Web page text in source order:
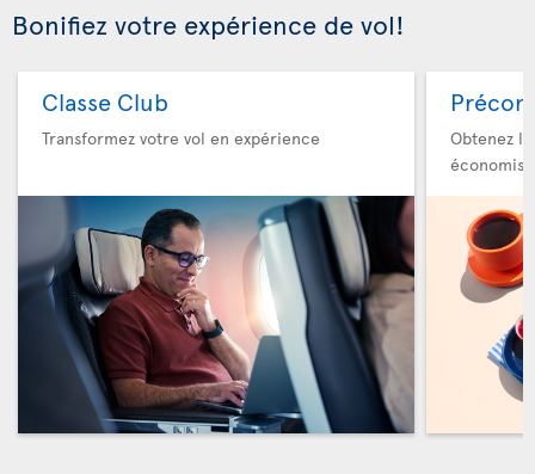
Bonifiez votre expérience de vol!
Classe Club
Transformez votre vol en expérience
Obtenez